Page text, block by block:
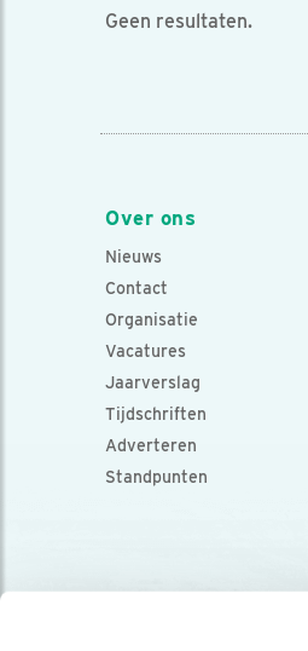
Geen resultaten.
Over ons
Nieuws
Contact
Organisatie
Vacatures
Jaarverslag
Tijdschriften
Adverteren
Standpunten